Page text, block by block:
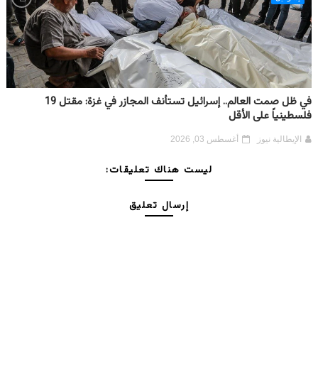
في ظل صمت العالم.. إسرائيل تستأنف المجازر في غزة: مقتل 19
فلسطينياً على الأقل
الإيطالية نيوز أغسطس 03, 2026
ليست هناك تعليقات:
إرسال تعليق